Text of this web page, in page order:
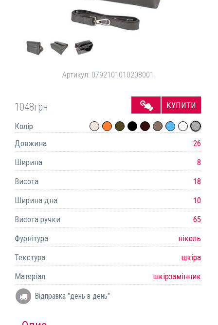
Артикул: 0792101010208001
1048грн КУПИТИ
Колір
Довжина
26
Ширина
8
Висота
18
Ширина дна
10
Висота ручки
65
Фурнітура
нікель
Текстура
шкіра
Матеріал
шкірзамінник
Відправка "день в день"